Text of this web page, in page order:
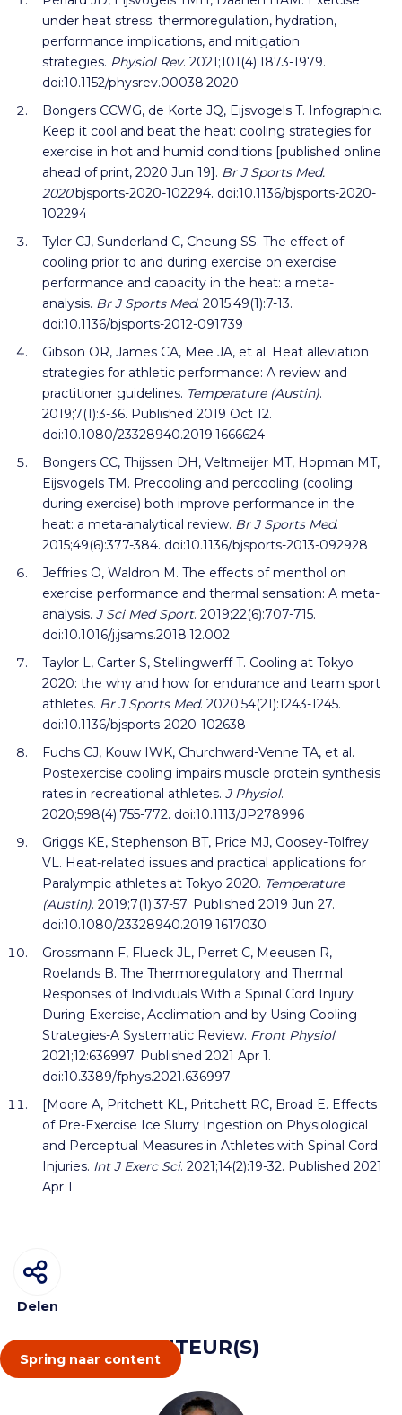
Spring naar content
under heat stress: thermoregulation, hydration,
performance implications, and mitigation
strategies. Physiol Rev. 2021;101(4):1873-1979.
doi:10.1152/physrev.00038.2020
Bongers CCWG, de Korte JQ, Eijsvogels T. Infographic.
Keep it cool and beat the heat: cooling strategies for
exercise in hot and humid conditions [published online
ahead of print, 2020 Jun 19]. Br J Sports Med.
2020;bjsports-2020-102294. doi:10.1136/bjsports-2020-
102294
Tyler CJ, Sunderland C, Cheung SS. The effect of
cooling prior to and during exercise on exercise
performance and capacity in the heat: a meta-
analysis. Br J Sports Med. 2015;49(1):7-13.
doi:10.1136/bjsports-2012-091739
Gibson OR, James CA, Mee JA, et al. Heat alleviation
strategies for athletic performance: A review and
practitioner guidelines. Temperature (Austin).
2019;7(1):3-36. Published 2019 Oct 12.
doi:10.1080/23328940.2019.1666624
Bongers CC, Thijssen DH, Veltmeijer MT, Hopman MT,
Eijsvogels TM. Precooling and percooling (cooling
during exercise) both improve performance in the
heat: a meta-analytical review. Br J Sports Med.
2015;49(6):377-384. doi:10.1136/bjsports-2013-092928
Jeffries O, Waldron M. The effects of menthol on
exercise performance and thermal sensation: A meta-
analysis. J Sci Med Sport. 2019;22(6):707-715.
doi:10.1016/j.jsams.2018.12.002
Taylor L, Carter S, Stellingwerff T. Cooling at Tokyo
2020: the why and how for endurance and team sport
athletes. Br J Sports Med. 2020;54(21):1243-1245.
doi:10.1136/bjsports-2020-102638
Fuchs CJ, Kouw IWK, Churchward-Venne TA, et al.
Postexercise cooling impairs muscle protein synthesis
rates in recreational athletes. J Physiol.
2020;598(4):755-772. doi:10.1113/JP278996
Griggs KE, Stephenson BT, Price MJ, Goosey-Tolfrey
VL. Heat-related issues and practical applications for
Paralympic athletes at Tokyo 2020. Temperature
(Austin). 2019;7(1):37-57. Published 2019 Jun 27.
doi:10.1080/23328940.2019.1617030
Grossmann F, Flueck JL, Perret C, Meeusen R,
Roelands B. The Thermoregulatory and Thermal
Responses of Individuals With a Spinal Cord Injury
During Exercise, Acclimation and by Using Cooling
Strategies-A Systematic Review. Front Physiol.
2021;12:636997. Published 2021 Apr 1.
doi:10.3389/fphys.2021.636997
[Moore A, Pritchett KL, Pritchett RC, Broad E. Effects
of Pre-Exercise Ice Slurry Ingestion on Physiological
and Perceptual Measures in Athletes with Spinal Cord
Injuries. Int J Exerc Sci. 2021;14(2):19-32. Published 2021
Apr 1.
Delen
AUTEUR(S)